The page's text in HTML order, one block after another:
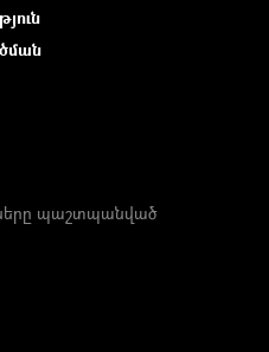
պաշտպանված